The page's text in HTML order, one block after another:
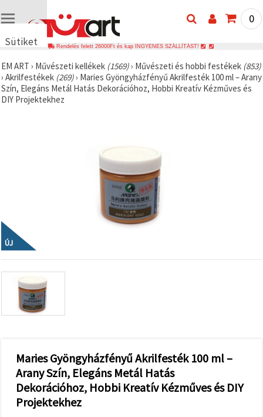
Sütiket
🍪 Cookie-
kat és
hasonló
technológiákat
hozzájárulásával
elemezzük
a
forgalmat,
relevánsabb
tartalmat
hirdetéseket
jelenítsünk
marketingpartnereink
segítségével
Az "Összes
elfogadása"
gombra
0
Rendelés felett 26000Ft és kap INGYENES SZÁLLÍTÁST!
EM ART › Művészeti kellékek (1569)› Művészeti és hobbi festékek (853)
› Akrilfestékek (269)› Maries Gyöngyházfényű Akrilfesték 100 ml – Arany
Szín, Elegáns Metál Hatás Dekorációhoz, Hobbi Kreatív Kézműves és
DIY Projektekhez
ÚJ
Maries Gyöngyházfényű Akrilfesték 100 ml –
Arany Szín, Elegáns Metál Hatás
Dekorációhoz, Hobbi Kreatív Kézműves és DIY
Projektekhez